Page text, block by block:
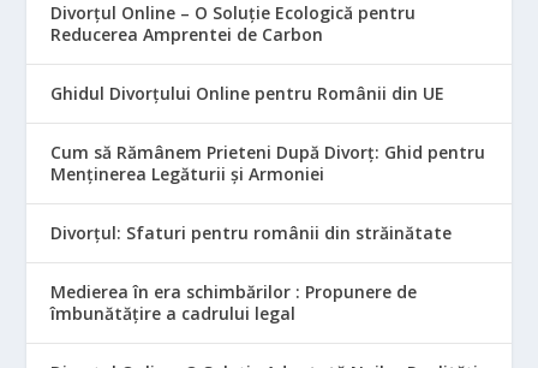
Divorțul Online – O Soluție Ecologică pentru
Reducerea Amprentei de Carbon
Ghidul Divorțului Online pentru Românii din UE
Cum să Rămânem Prieteni După Divorț: Ghid pentru
Menținerea Legăturii și Armoniei
Divorțul: Sfaturi pentru românii din străinătate
Medierea în era schimbărilor : Propunere de
îmbunătățire a cadrului legal